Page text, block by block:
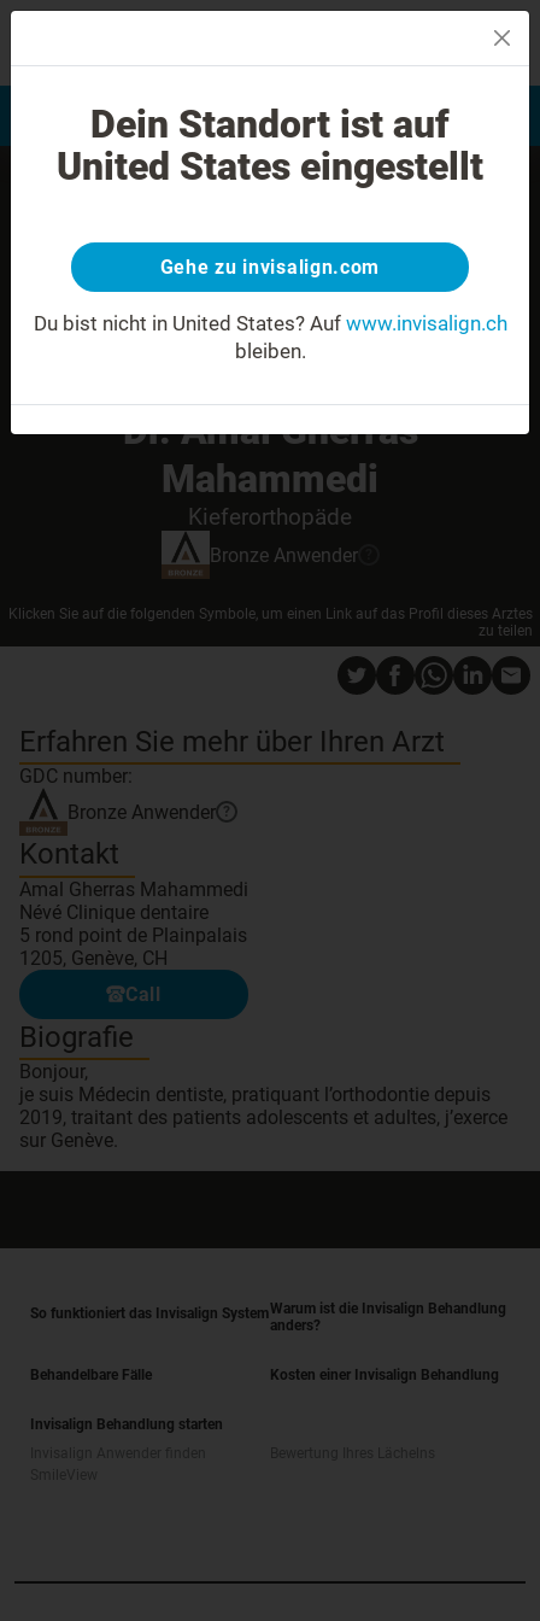
Bewertung Ihres Lächelns Invisalign Anwender finden
Dr. Amal Gherras
Mahammedi
Kieferorthopäde
Bronze Anwender
Klicken Sie auf die folgenden Symbole, um einen Link auf das Profil dieses Arztes
zu teilen
Erfahren Sie mehr über Ihren Arzt
GDC number:
Bronze Anwender ?
Kontakt
Amal Gherras Mahammedi
Névé Clinique dentaire
5 rond point de Plainpalais
1205, Genève, CH
Call
Biografie
Bonjour,
je suis Médecin dentiste, pratiquant l’orthodontie depuis
2019, traitant des patients adolescents et adultes, j’exerce
sur Genève.
So funktioniert das Invisalign SystemWarum ist die Invisalign Behandlung
anders?
Behandelbare Fälle Kosten einer Invisalign Behandlung
Invisalign Behandlung starten
Dein Standort ist auf
United States eingestellt
Gehe zu invisalign.com
Du bist nicht in United States? Auf www.invisalign.ch
bleiben.